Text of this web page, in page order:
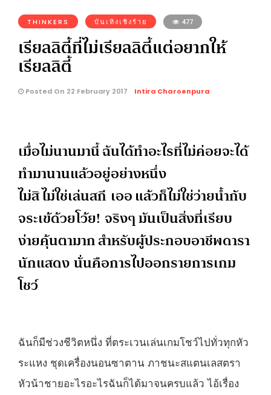
THINKERS บันเทิงเชิงร้าย 477
เรียลลิตี้ที่ไม่เรียลลิตี้แต่อยากให้
เรียลลิตี้
Posted On 22 February 2017 Intira Charoenpura
เมื่อไม่นานมานี้ ฉันได้ทำอะไรที่ไม่ค่อยจะได้
ทำมานานแล้วอยู่อย่างหนึ่ง
ไม่สิ ไม่ใช่เล่นสกี เออ แล้วก็ไม่ใช่ว่ายน้ำกับ
จระเข้ด้วยโว้ย! จริงๆ มันเป็นสิ่งที่เรียบ
ง่ายคุ้นตามาก สำหรับผู้ประกอบอาชีพดารา
นักแสดง นั่นคือการไปออกรายการเกม
โชว์
ฉันก็มีช่วงชีวิตหนึ่ง ที่ตระเวนเล่นเกมโชว์ไปทั่วทุกหัว
ระแหง ชุดเครื่องนอนซาตาน ภาชนะสแตนเลสตรา
หัวน้าชายอะไรอะไรฉันก็ได้มาจนครบแล้ว ไอ้เรื่อง